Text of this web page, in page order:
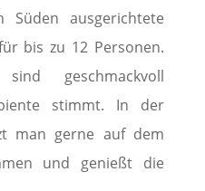
ausgerichtete
bis zu 12 Personen.
geschmackvoll
stimmt. In der
man gerne auf dem
und genießt die